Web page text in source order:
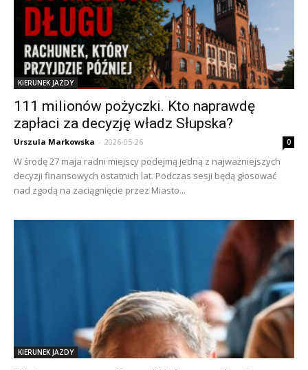
KIERUNEK JAZDY
111 milionów pożyczki. Kto naprawdę
zapłaci za decyzję władz Słupska?
Urszula Markowska - 2026-05-26 0
W środę 27 maja radni miejscy podejmą jedną z najważniejszych
decyzji finansowych ostatnich lat. Podczas sesji będą głosować
nad zgodą na zaciągnięcie przez Miasto...
KIERUNEK JAZDY